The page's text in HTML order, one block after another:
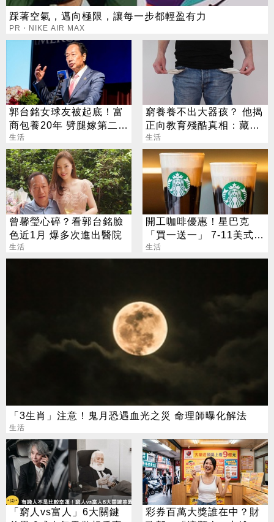
踩著空氣，邁向極限，讓每一步都輕盈有力
PR・NIKE AIR MAX
郭台銘女球友被起底！富
商包養20年 劈腿嫁第二任
老公
生活
窮養養不出大器孩？ 他揭
正向教育殘酷真相：藏了
「階級緩衝墊」
生活
曾馨瑩心碎？看郭台銘臉
色近1月 爆多次進出醫院
生活
開工咖啡優惠！星巴克
「買一送一」 7-11美式買
7送7
生活
「3生肖」注意！鬼月恐遇血光之災 命理師曝化解法
生活
「窮人vs富人」6大關鍵
彩券百萬大獎誰在中？財